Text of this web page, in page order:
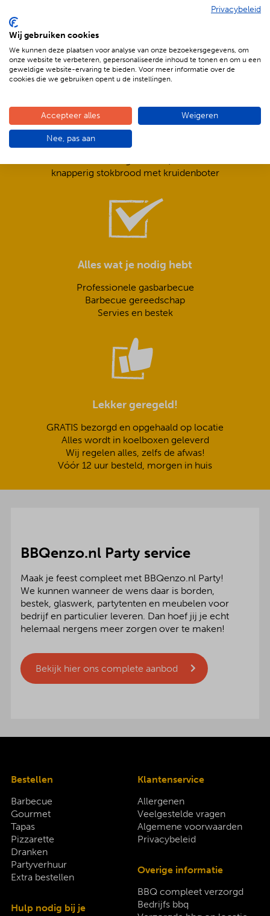
Compleet is ook écht compleet!
Frisse salades,
knapperig stokbrood met kruidenboter
Alles wat je nodig hebt
Professionele gasbarbecue
Barbecue gereedschap
Servies en bestek
Lekker geregeld!
GRATIS bezorgd en opgehaald op locatie
Alles wordt in koelboxen geleverd
Wij regelen alles, zelfs de afwas!
Vóór 12 uur besteld, morgen in huis
BBQenzo.nl Party service
Maak je feest compleet met BBQenzo.nl Party!
We kunnen wanneer de wens daar is borden,
bestek, glaswerk, partytenten en meubelen voor
bedrijf en particulier leveren. Dan hoef jij je echt
helemaal nergens meer zorgen over te maken!
Bekijk hier ons complete aanbod
Bestellen
Barbecue
Gourmet
Tapas
Pizzarette
Dranken
Partyverhuur
Extra bestellen
Hulp nodig bij je
Klantenservice
Allergenen
Veelgestelde vragen
Algemene voorwaarden
Privacybeleid
Overige informatie
BBQ compleet verzorgd
Bedrijfs bbq
Privacybeleid
Wij gebruiken cookies
We kunnen deze plaatsen voor analyse van onze bezoekersgegevens, om
onze website te verbeteren, gepersonaliseerde inhoud te tonen en om u een
geweldige website-ervaring te bieden. Voor meer informatie over de
cookies die we gebruiken opent u de instellingen.
Accepteer alles Weigeren
Nee, pas aan